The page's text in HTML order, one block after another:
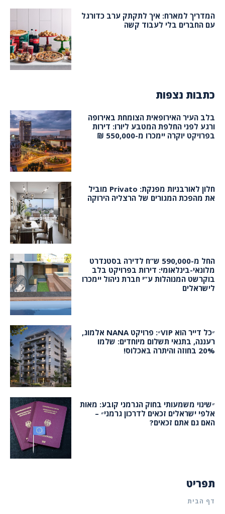
המדריך למארח: איך לתקתק ערב כדורגל
עם החברים בלי לעבוד קשה
כתבות נצפות
בלב העיר האירופאית הצומחת באירופה
ורגע לפני החלפת המטבע ליורו: דירות
בפרויקט יוקרה יימכרו מ-550,000 ₪
חלון לאורבניות מפנקת: Privato מוביל
את מהפכת המגורים של הרצליה הירוקה
החל מ-590,000 ש”ח לדירה בסטנדרט
מלונאי-בינלאומי: דירות בפרויקט בלב
בוקרשט המנוהלות ע”י חברת ניהול יימכרו
לישראלים
״כל דייר הוא VIP״: פרויקט NANA אלמוג,
רעננה, בתנאי תשלום מיוחדים: שלמו
20% בחוזה והיתרה באכלוס!
״שינוי משמעותי בחוק הגרמני קובע: מאות
אלפי ישראלים זכאים לדרכון גרמני״ –
האם גם אתם זכאים?
תפריט
דף הבית